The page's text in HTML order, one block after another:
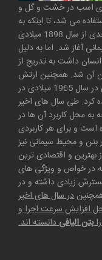
موی اسب در خشت و گل و
می شد، تا اینکه به
مرور استفاده از الیاف ساخت بشر به صورت جدی از سال 1898 میلادی
آغاز شد. اما به دلیل
داشت به تدریج از
آن شد. همچنین ارتش
امریکا برای نخستین بار از الیاف پلیمری در سال 1965 میلادی در
کرد. طی سال های اخیر
محل کاربرد آن ها در
و برای هر کاربردی
بتن ومحیط سیمانی نیز
و اقتصادی ترین
در خواص و ویژگی های
طی 20 سال اخیر گسترش زیادی داشته و در
در سال های اخیر
افزایش سرعت اجرا و
بتن الیافیدانسته اند.